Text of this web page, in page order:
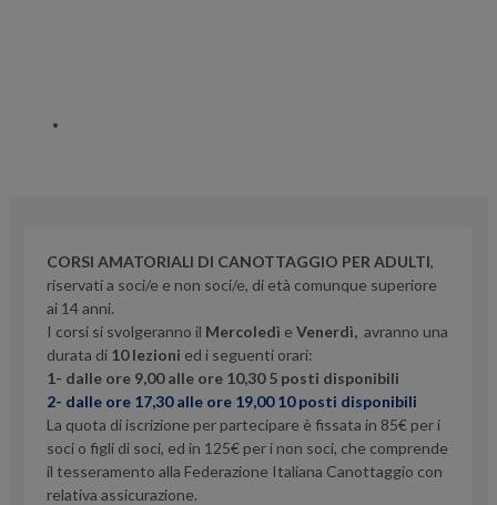
CORSI AMATORIALI DI CANOTTAGGIO PER ADULTI,
riservati a soci/e e non soci/e, di età comunque superiore
ai 14 anni.
I corsi si svolgeranno il Mercoledì e Venerdì, avranno una
durata di 10 lezioni ed i seguenti orari:
1- dalle ore 9,00 alle ore 10,30 5 posti disponibili
2- dalle ore 17,30 alle ore 19,00 10 posti disponibili
La quota di iscrizione per partecipare è fissata in 85€ per i
soci o figli di soci, ed in 125€ per i non soci, che comprende
il tesseramento alla Federazione Italiana Canottaggio con
relativa assicurazione.